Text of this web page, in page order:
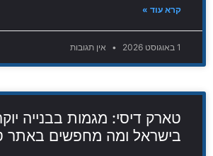
קרא עוד »
1 באוגוסט 2026 אין תגובות
טארק דיסי: מגמות בבנייה
בישראל ומה מחפשים באתר